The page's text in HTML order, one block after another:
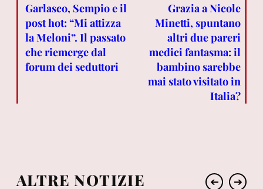
Garlasco, Sempio e il
post hot: “Mi attizza
la Meloni”. Il passato
che riemerge dal
forum dei seduttori
Grazia a Nicole
Minetti, spuntano
altri due pareri
medici fantasma: il
bambino sarebbe
mai stato visitato in
Italia?
ALTRE NOTIZIE ➔ ➔